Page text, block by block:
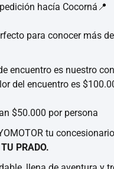
hacía Cocorná📍
para conocer más
encuentro es nuestro
del encuentro es
$50.000 por persona
tu
PRADO.